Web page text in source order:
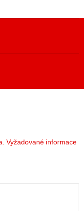
Vyžadované informace